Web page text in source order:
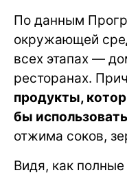
По данным
окружающей
всех этапах —
ресторанах.
продукты,
бы использовать
отжима соков,
Видя, как